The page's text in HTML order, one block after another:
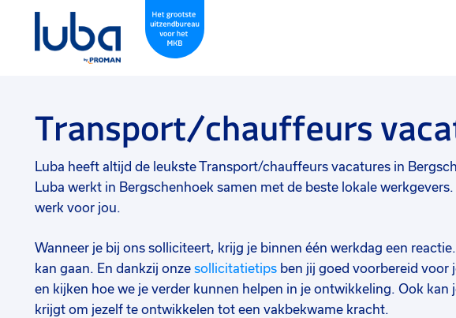
Transport/chauffeurs
Luba heeft altijd de leukste Transport/chauffeurs vacatures in
Luba werkt in Bergschenhoek samen met de beste lokale
werk voor jou.
Wanneer je bij ons solliciteert, krijg je binnen één werkdag een
kan gaan. En dankzij onze sollicitatietips ben jij goed voorbereid voor
en kijken hoe we je verder kunnen helpen in je ontwikkeling. Ook kan
krijgt om jezelf te ontwikkelen tot een vakbekwame kracht.